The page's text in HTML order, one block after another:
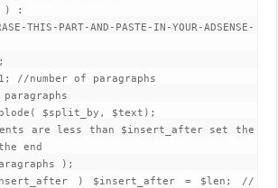
) :
THIS-PART-AND-PASTE-IN-YOUR-ADSENSE-
//number of paragraphs
$split_by, $text);
are less than $insert_after set the
end
);
) $insert_after = $len; //